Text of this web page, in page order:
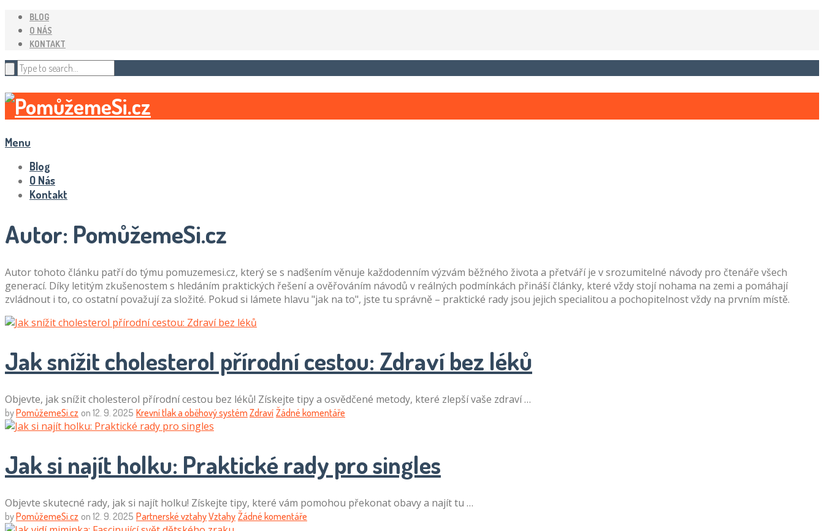
BLOG
O NÁS
KONTAKT
Menu
Blog
O Nás
Kontakt
Autor: PomůžemeSi.cz
Autor tohoto článku patří do týmu pomuzemesi.cz, který se s nadšením věnuje každodenním výzvám běžného života a přetváří je v srozumitelné návody pro čtenáře všech
generací. Díky letitým zkušenostem s hledáním praktických řešení a ověřováním návodů v reálných podmínkách přináší články, které vždy stojí nohama na zemi a pomáhají
zvládnout i to, co ostatní považují za složité. Pokud si lámete hlavu "jak na to", jste tu správně – praktické rady jsou jejich specialitou a pochopitelnost vždy na prvním místě.
Jak snížit cholesterol přírodní cestou: Zdraví bez léků
Objevte, jak snížit cholesterol přírodní cestou bez léků! Získejte tipy a osvědčené metody, které zlepší vaše zdraví …
byPomůžemeSi.cz on 12. 9. 2025 Krevní tlak a oběhový systém Zdraví Žádné komentáře
Jak si najít holku: Praktické rady pro singles
Objevte skutecné rady, jak si najít holku! Získejte tipy, které vám pomohou překonat obavy a najít tu …
byPomůžemeSi.cz on 12. 9. 2025 Partnerské vztahyVztahy Žádné komentáře